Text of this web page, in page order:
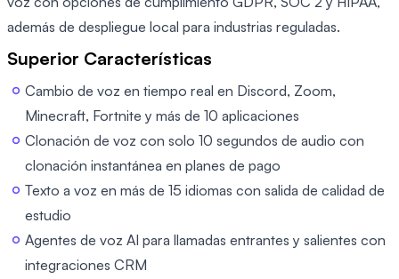
además de despliegue local para industrias reguladas.
Superior Características
Cambio de voz en tiempo real en Discord, Zoom,
Minecraft, Fortnite y más de 10 aplicaciones
Clonación de voz con solo 10 segundos de audio con
clonación instantánea en planes de pago
Texto a voz en más de 15 idiomas con salida de calidad de
estudio
Agentes de voz AI para llamadas entrantes y salientes con
integraciones CRM